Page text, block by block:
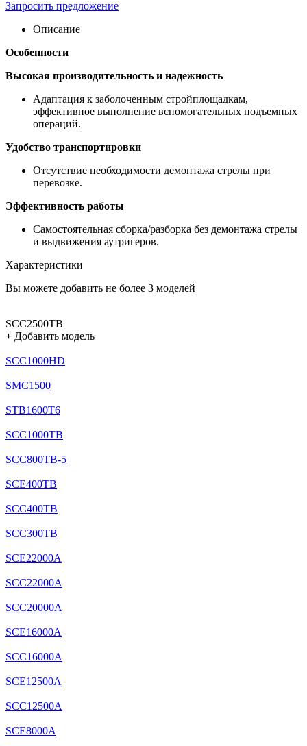
Запросить предложение
Описание
Особенности
Высокая производительность и надежность
Адаптация к заболоченным стройплощадкам,
эффективное выполнение вспомогательных подъемных
операций.
Удобство транспортировки
Отсутствие необходимости демонтажа стрелы при
перевозке.
Эффективность работы
Самостоятельная сборка/разборка без демонтажа стрелы
и выдвижения аутригеров.
Характеристики
Вы можете добавить не более 3 моделей
SCC2500TB
+ Добавить модель
SCC1000HD
SMC1500
STB1600T6
SCC1000TB
SCC800TB-5
SCE400TB
SCC400TB
SCC300TB
SCE22000A
SCC22000A
SCC20000A
SCE16000A
SCC16000A
SCE12500A
SCC12500A
SCE8000A